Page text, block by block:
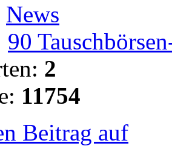
News
90
2
11754
Beitrag auf